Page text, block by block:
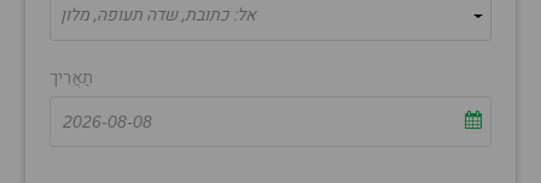
אל: כתובת, שדה תעופה, מלון
תַאֲרִיך